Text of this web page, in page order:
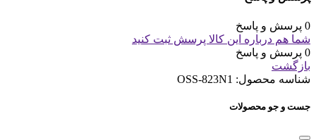
0 پرسش و پاسخ
شما هم درباره این کالا پرسش ثبت کنید
0 پرسش و پاسخ
بازگشت
شناسه محصول: OSS-823N1
جست و جو محصولات